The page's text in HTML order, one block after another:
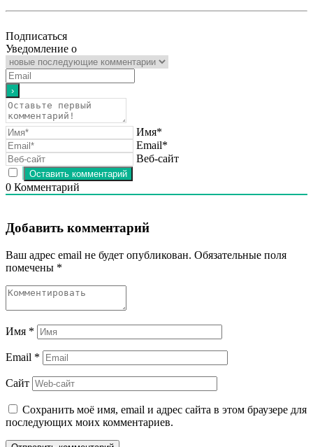
Подписаться
Уведомление о
Имя*
Email*
Веб-сайт
0 Комментарий
Добавить комментарий
Ваш адрес email не будет опубликован. Обязательные поля
помечены *
Имя *
Email *
Сайт
Сохранить моё имя, email и адрес сайта в этом браузере для
последующих моих комментариев.